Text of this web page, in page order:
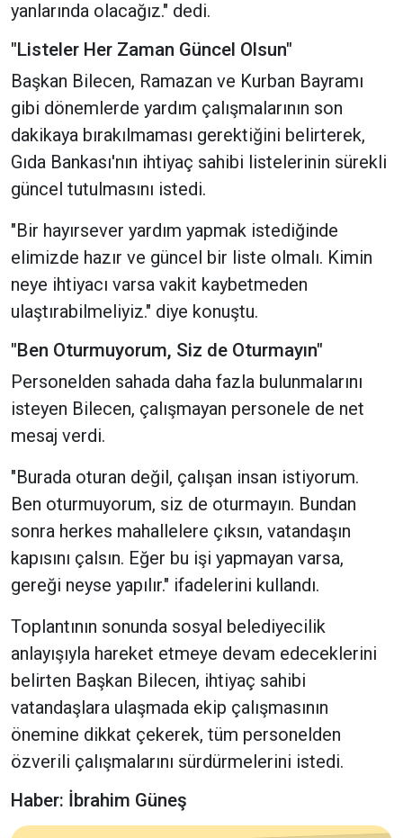
yanlarında olacağız." dedi.
"Listeler Her Zaman Güncel Olsun"
Başkan Bilecen, Ramazan ve Kurban Bayramı
gibi dönemlerde yardım çalışmalarının son
dakikaya bırakılmaması gerektiğini belirterek,
Gıda Bankası'nın ihtiyaç sahibi listelerinin sürekli
güncel tutulmasını istedi.
"Bir hayırsever yardım yapmak istediğinde
elimizde hazır ve güncel bir liste olmalı. Kimin
neye ihtiyacı varsa vakit kaybetmeden
ulaştırabilmeliyiz." diye konuştu.
"Ben Oturmuyorum, Siz de Oturmayın"
Personelden sahada daha fazla bulunmalarını
isteyen Bilecen, çalışmayan personele de net
mesaj verdi.
"Burada oturan değil, çalışan insan istiyorum.
Ben oturmuyorum, siz de oturmayın. Bundan
sonra herkes mahallelere çıksın, vatandaşın
kapısını çalsın. Eğer bu işi yapmayan varsa,
gereği neyse yapılır." ifadelerini kullandı.
Toplantının sonunda sosyal belediyecilik
anlayışıyla hareket etmeye devam edeceklerini
belirten Başkan Bilecen, ihtiyaç sahibi
vatandaşlara ulaşmada ekip çalışmasının
önemine dikkat çekerek, tüm personelden
özverili çalışmalarını sürdürmelerini istedi.
Haber: İbrahim Güneş